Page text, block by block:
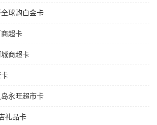
球购白金卡
超卡
商超卡
永旺超市卡
礼品卡